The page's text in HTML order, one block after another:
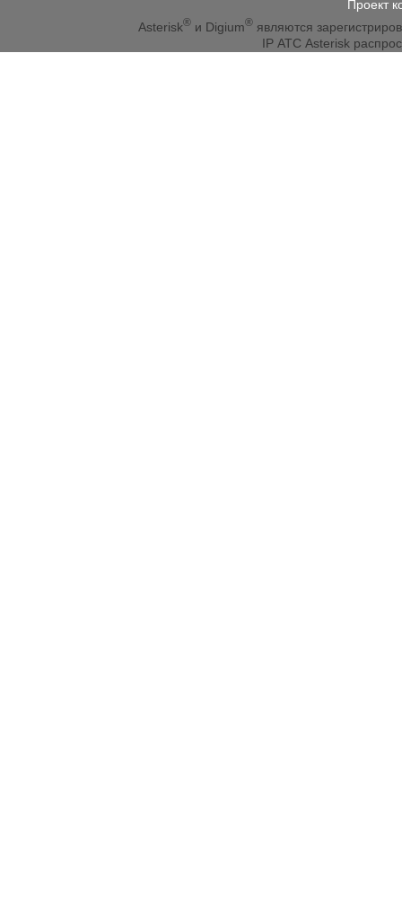
Проект
Asterisk®и Digium®являются
IP АТС Asterisk